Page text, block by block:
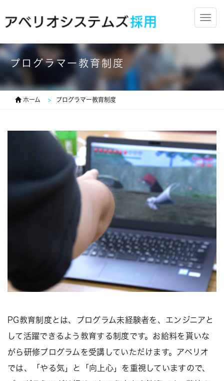
プログラマー教育制度
ホーム プログラマー教育制度
PG教育制度とは、プログラム未経験者を、エンジニアと
して活躍できるよう教育する制度です。お給料を貰いな
がら研修プログラムを受講していただけます。アベリオ
では、「やる気」と「向上心」を重視していますので、